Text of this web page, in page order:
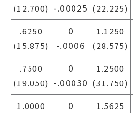
(12.700) -.00025 (22.225)
.6250
(15.875)
0
-.0006
1.1250
(28.575)
.7500
(19.050)
0
-.00030
1.2500
(31.750)
1.0000
0
1.5625